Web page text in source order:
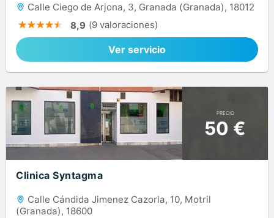
Calle Ciego de Arjona, 3, Granada (Granada), 18012
8,9 (9 valoraciones)
Ver servicio
PRECIO
50 €
Clinica Syntagma
Calle Cándida Jimenez Cazorla, 10, Motril
(Granada), 18600